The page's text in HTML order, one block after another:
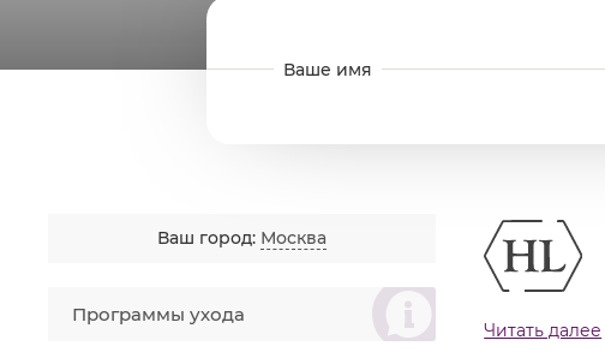
Ваш город: Москва
စ
Программы ухода
Читать далее